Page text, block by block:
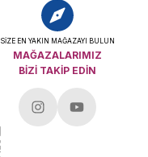
SİZE EN YAKIN MAĞAZAYI BULUN
MAĞAZALARIMIZ
BİZİ TAKİP EDİN